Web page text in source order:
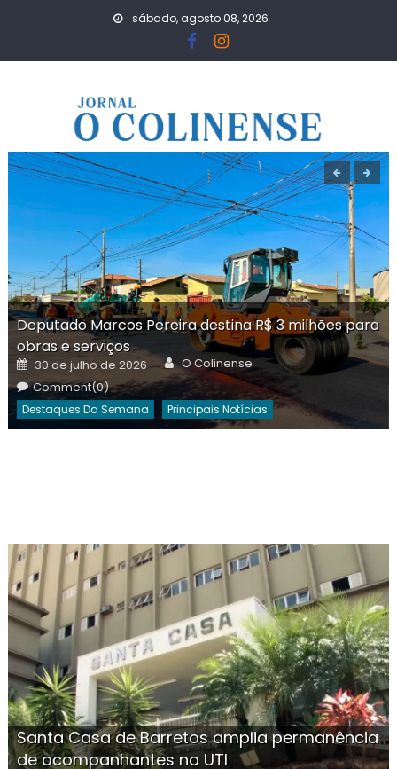
sábado, agosto 08, 2026
Deputado Marcos Pereira destina R$ 3 milhões para
obras e serviços
Posted
on
30 de julho de 2026 Author
O Colinense
Comment(0)
Destaques Da Semana Principais Notícias
Santa Casa de Barretos amplia permanência
de acompanhantes na UTI